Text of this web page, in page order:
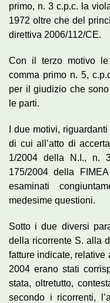
primo, n. 3 c.p.c. la
1972 oltre che del
direttiva 2006/112/CE.
Con il terzo motivo
comma primo n. 5,
per il giudizio che
le parti.
I due motivi,
di cui all’atto di
1/2004 della N.I., n.
175/2004 della
esaminati
medesime questioni.
Sotto i due diversi
della ricorrente S. alla
fatture indicate, relative
2004 erano stati
stata, oltretutto,
secondo i ricorrenti,